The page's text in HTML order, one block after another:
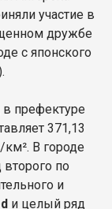
участие в
дружбе
с японского
префектуре
371,13
км². В городе
по
и
и целый ряд